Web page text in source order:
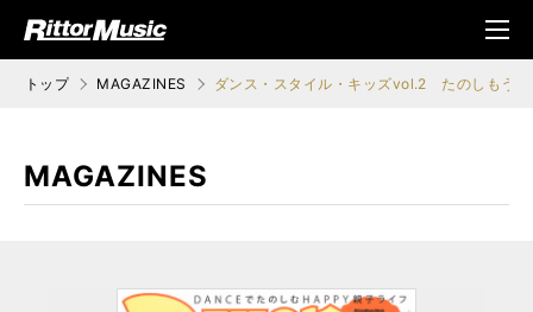
ジック (Rittor Musi
メニ
ュ
トップ MAGAZINES ダンス・スタイル・キッズvol.2 たのしもう
MAGAZINES